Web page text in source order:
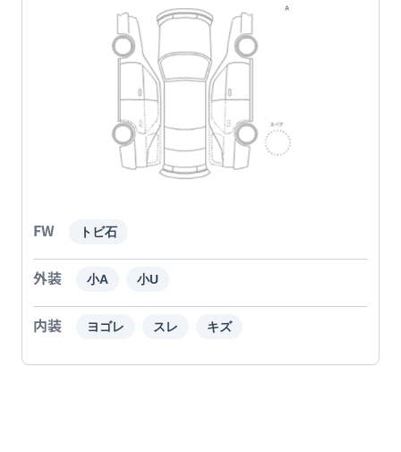
FW トビ石
外装 小A 小U
内装 ヨゴレ スレ キズ